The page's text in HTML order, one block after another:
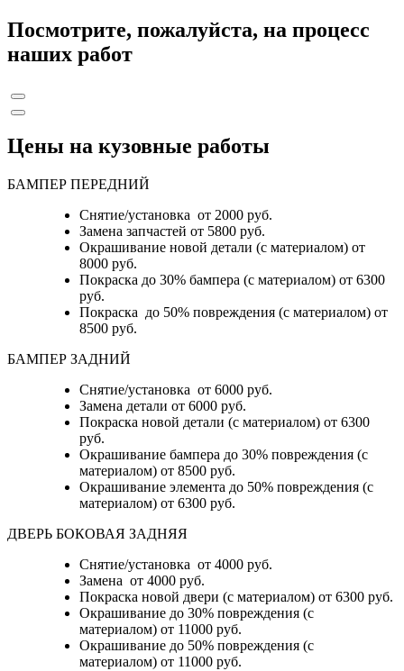
Посмотрите, пожалуйста, на процесс
наших работ
Цены на кузовные работы
БАМПЕР ПЕРЕДНИЙ
Снятие/установка от 2000 руб.
Замена запчастей от 5800 руб.
Окрашивание новой детали (с материалом) от
8000 руб.
Покраска до 30% бампера (с материалом) от 6300
руб.
Покраска до 50% повреждения (с материалом) от
8500 руб.
БАМПЕР ЗАДНИЙ
Снятие/установка от 6000 руб.
Замена детали от 6000 руб.
Покраска новой детали (с материалом) от 6300
руб.
Окрашивание бампера до 30% повреждения (с
материалом) от 8500 руб.
Окрашивание элемента до 50% повреждения (с
материалом) от 6300 руб.
ДВЕРЬ БОКОВАЯ ЗАДНЯЯ
Снятие/установка от 4000 руб.
Замена от 4000 руб.
Покраска новой двери (с материалом) от 6300 руб.
Окрашивание до 30% повреждения (с
материалом) от 11000 руб.
Окрашивание до 50% повреждения (с
материалом) от 11000 руб.